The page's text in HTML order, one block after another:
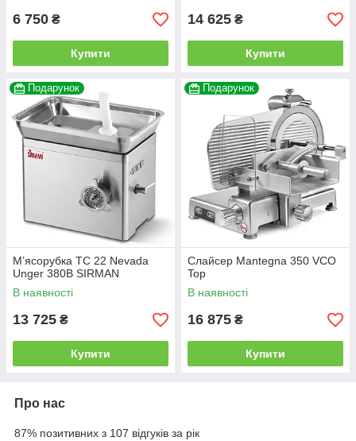
6 750 ₴
Купити
14 625 ₴
Купити
Подарунок
М’ясорубка TC 22 Nevada
Unger 380В SIRMAN
В наявності
13 725 ₴
Купити
Подарунок
Слайсер Mantegna 350 VCO
Top
В наявності
16 875 ₴
Купити
Про нас
87% позитивних з 107 відгуків за рік